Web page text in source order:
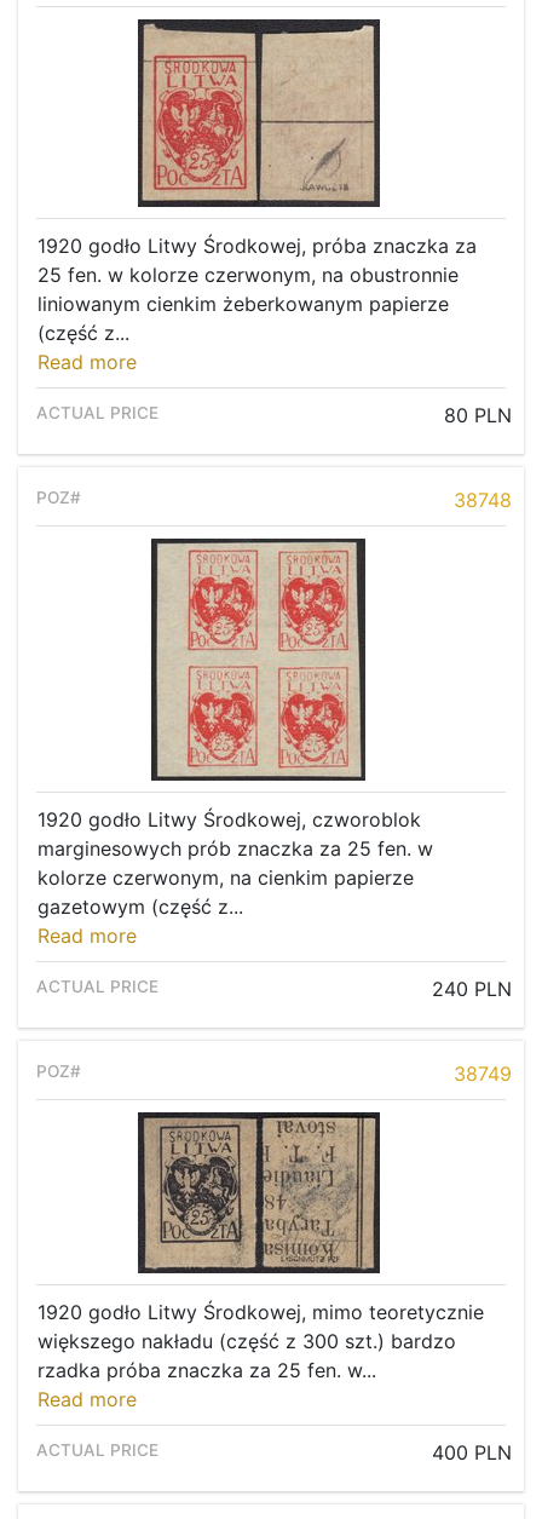
1920 godło Litwy Środkowej, próba znaczka za
25 fen. w kolorze czerwonym, na obustronnie
liniowanym cienkim żeberkowanym papierze
(część z...
Read more
80 PLN
38748
1920 godło Litwy Środkowej, czworoblok
marginesowych prób znaczka za 25 fen. w
kolorze czerwonym, na cienkim papierze
gazetowym (część z...
Read more
240 PLN
38749
1920 godło Litwy Środkowej, mimo teoretycznie
większego nakładu (część z 300 szt.) bardzo
rzadka próba znaczka za 25 fen. w...
Read more
400 PLN